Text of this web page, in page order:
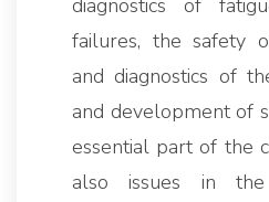
failures, the safety
and diagnostics of
and development of
essential part of the
also issues in